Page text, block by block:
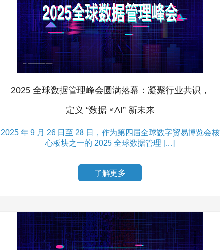
2025 全球数据管理峰会圆满落幕：凝聚行业共识，
定义 “数据 ×AI” 新未来
2025 年 9 月 26 日至 28 日，作为第四届全球数字贸易博览会核
心板块之一的 2025 全球数据管理 […]
了解更多